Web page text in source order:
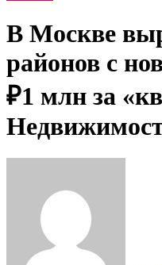
В Москве
районов с
₽1 млн за